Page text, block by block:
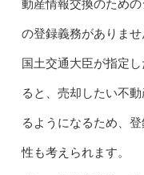
動産情報交換のため
の登録義務がありませ
国土交通大臣が指定
ると、売却したい不
るようになるため、
性も考えられます。